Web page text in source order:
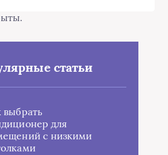
статьи
выбрать
для
с низкими